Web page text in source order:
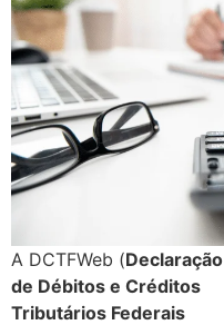
A DCTFWeb (Declaração
de Débitos e Créditos
Tributários Federais